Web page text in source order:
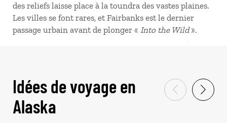
des reliefs laisse place à la toundra des vastes plaines.
Les villes se font rares, et Fairbanks est le dernier
passage urbain avant de plonger « Into the Wild».
Idées de voyage en
Alaska